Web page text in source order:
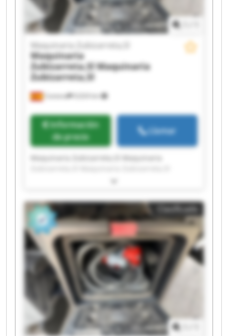
Cestona 9,024 km
Maquinaria Zubizarreta,Sl
Maquinaria
Zubizarreta,SlMaquinaria
Zubizarreta,Sl
Información
de precio
Llamar
Maquinaria Zubizarreta,Sl Maquinaria
Maquinaria Zubizarreta,Sl Maquinaria
Zubizarreta,Sl Maquinaria Zubizarreta,Sl
Maquinaria Zubizarreta,Sl Maquinaria
Zubizarreta,Sl Maquinaria Zubizarreta,Sl
Maquinaria Zubizarreta,Sl Maquinaria
Zubizarreta,Sl Maquinaria Zubizarreta,Sl
Maquinaria Zubizarreta,Sl Maquinaria
Zubizarreta,Sl Maquinaria Zubizarreta,Sl
Maquinaria Zubizarreta,Sl Maquinaria
Zubizarreta,Sl